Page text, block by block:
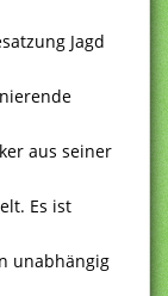
Jagd
aus seiner
Es ist
unabhängig